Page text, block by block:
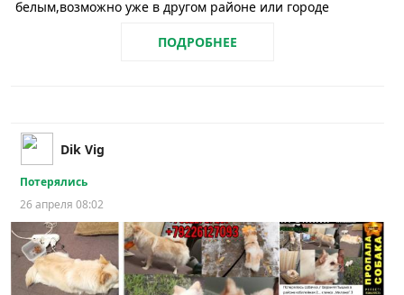
белым,возможно уже в другом районе или городе
ПОДРОБНЕЕ
Dik Vig
Потерялись
26 апреля 08:02